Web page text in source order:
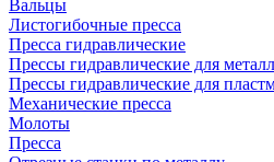
Вальцы
Листогибочные пресса
Пресса гидравлические
Прессы гидравлические для
Прессы гидравлические для
Механические пресса
Молоты
Пресса